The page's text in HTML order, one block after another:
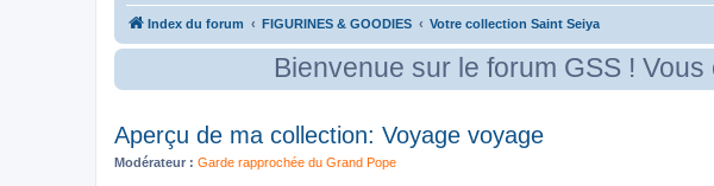
Index du forum FIGURINES & GOODIES Votre collection Saint Seiya
Bienvenue sur le forum GSS ! Vous êtes
Aperçu de ma collection: Voyage voyage
Modérateur : Garde rapprochée du Grand Pope